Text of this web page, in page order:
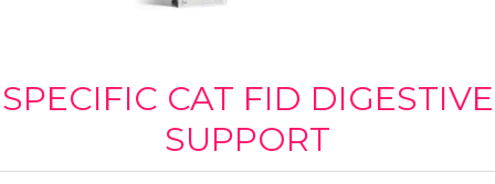
SPECIFIC CAT FID DIGESTIVE
SUPPORT